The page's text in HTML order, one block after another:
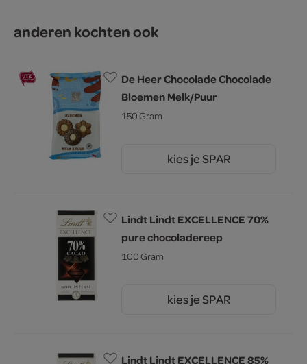
anderen kochten ook
De Heer Chocolade Chocolade
Bloemen Melk/Puur
150 Gram
kies je SPAR
Lindt Lindt EXCELLENCE 70%
pure chocoladereep
100 Gram
kies je SPAR
Lindt Lindt EXCELLENCE 85%